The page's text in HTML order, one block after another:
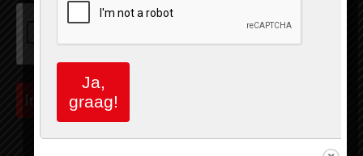
Inschrijven
Ja,
graag!